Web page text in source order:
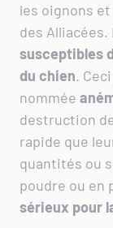
les oignons
des
susceptibles
du chien.
nommée
destruction
rapide que
quantités ou
poudre ou en
sérieux pour